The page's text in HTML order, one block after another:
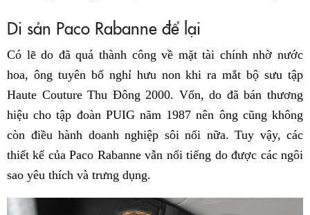
Di sản Paco Rabanne để lại
Có lẽ do đã quá thành công về mặt tài chính nhờ nước
hoa, ông tuyên bố nghỉ hưu non khi ra mắt bộ sưu tập
Haute Couture Thu Đông 2000. Vốn, do đã bán thương
hiệu cho tập đoàn PUIG năm 1987 nên ông cũng không
còn điều hành doanh nghiệp sôi nổi nữa. Tuy vậy, các
thiết kế của Paco Rabanne vẫn nổi tiếng do được các ngôi
sao yêu thích và trưng dụng.